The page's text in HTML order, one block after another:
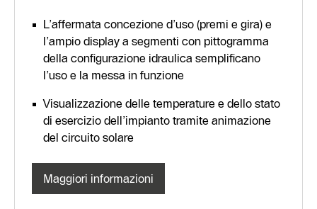
L’affermata concezione d’uso (premi e gira) e
l’ampio display a segmenti con pittogramma
della configurazione idraulica semplificano
l’uso e la messa in funzione
Visualizzazione delle temperature e dello stato
di esercizio dell’impianto tramite animazione
del circuito solare
Maggiori informazioni